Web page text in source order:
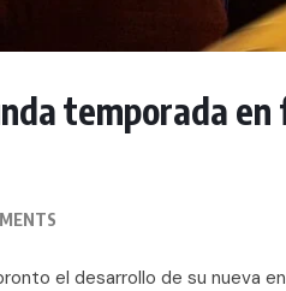
temporada
el desarrollo de su nueva